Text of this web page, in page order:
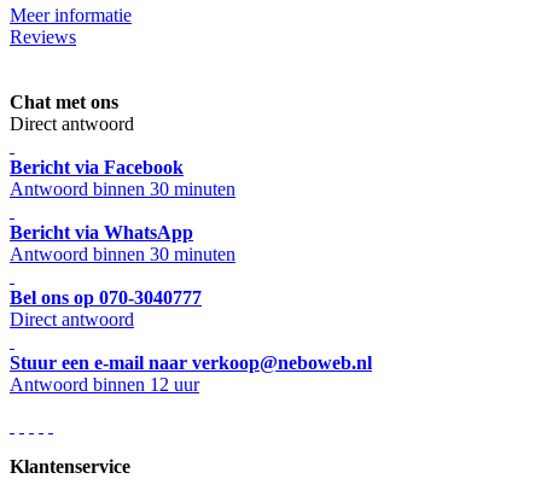
Meer informatie
Reviews
Chat met ons
Direct antwoord
Bericht via Facebook
Antwoord binnen 30 minuten
Bericht via WhatsApp
Antwoord binnen 30 minuten
Bel ons op 070-3040777
Direct antwoord
Stuur een e-mail naar verkoop@neboweb.nl
Antwoord binnen 12 uur
Klantenservice